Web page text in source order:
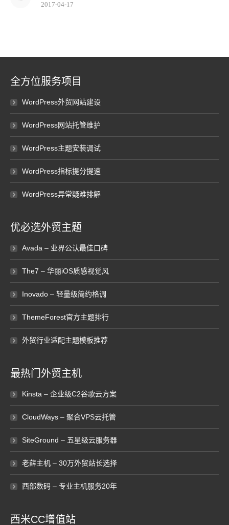
2017-04-17
全方位服务项目
WordPress外贸网站建设
WordPress网站托管维护
WordPress主题安装调试
WordPress指标提分提速
WordPress异常疑难排解
优必选外贸主题
Avada – 业界公认最佳口碑
The7 – 华丽iOS质感视觉风
Inovado – 轻量级简约格调
ThemeForest官方主题排行
外贸行业适配主题模板推荐
最热门外贸主机
Kinsta – 企业级C2谷歌云方案
CloudWays – 聚合VPS云托管
SiteGround – 五星级云服务器
老薛主机 – 30万外贸站长选择
西部数码 – 专业主机服务20年
西米CC增值站